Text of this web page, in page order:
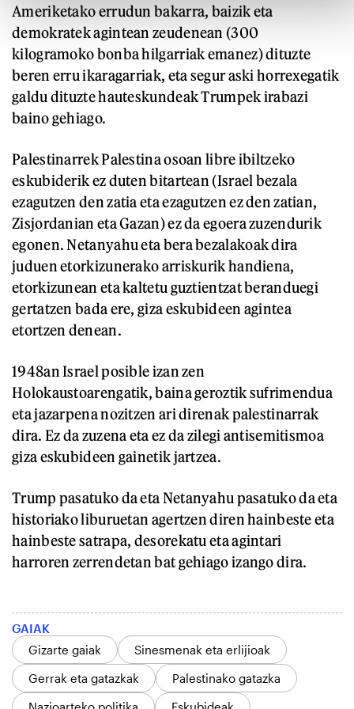
Ameriketako errudun bakarra, baizik eta
demokratek agintean zeudenean (300
kilogramoko bonba hilgarriak emanez) dituzte
beren erru ikaragarriak, eta segur aski horrexegatik
galdu dituzte hauteskundeak Trumpek irabazi
baino gehiago.
Palestinarrek Palestina osoan libre ibiltzeko
eskubiderik ez duten bitartean (Israel bezala
ezagutzen den zatia eta ezagutzen ez den zatian,
Zisjordanian eta Gazan) ez da egoera zuzendurik
egonen. Netanyahu eta bera bezalakoak dira
juduen etorkizunerako arriskurik handiena,
etorkizunean eta kaltetu guztientzat beranduegi
gertatzen bada ere, giza eskubideen agintea
etortzen denean.
1948an Israel posible izan zen
Holokaustoarengatik, baina geroztik sufrimendua
eta jazarpena nozitzen ari direnak palestinarrak
dira. Ez da zuzena eta ez da zilegi antisemitismoa
giza eskubideen gainetik jartzea.
Trump pasatuko da eta Netanyahu pasatuko da eta
historiako liburuetan agertzen diren hainbeste eta
hainbeste satrapa, desorekatu eta agintari
harroren zerrendetan bat gehiago izango dira.
GAIAK
Gizarte gaiak
Sinesmenak eta erlijioak
Gerrak eta gatazkak
Palestinako gatazka